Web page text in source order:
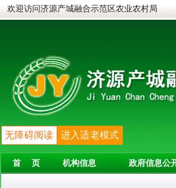
欢迎访问济源产城融合示范区农业农村局
无障碍阅读 进入适老模式
首 页 机构信息 政府信息公